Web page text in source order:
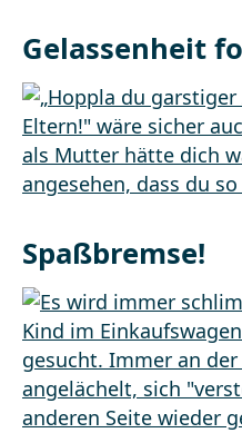
Gelassenheit
Spaßbremse!